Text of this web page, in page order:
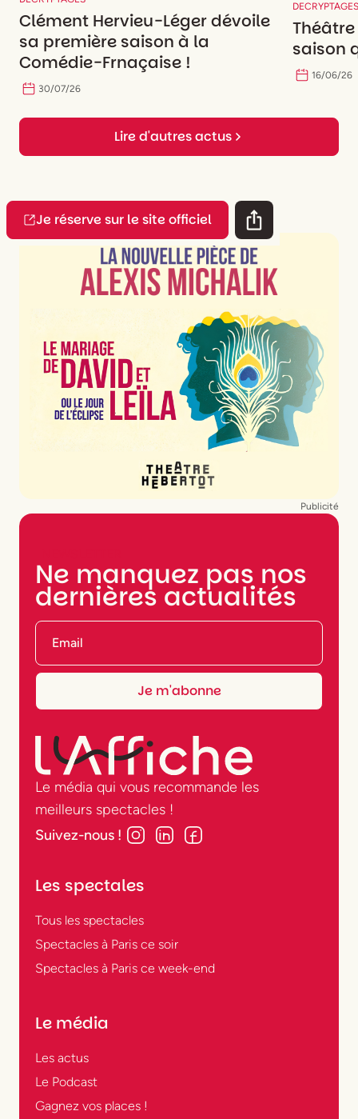
Clément Hervieu-Léger dévoile
sa première saison à la
Comédie-Frnaçaise !
30/07/26
saison
16/06/26
Lire d'autres actus
Je réserve sur le site officiel
Publicité
Ne manquez pas nos
dernières actualités
Le média qui vous recommande les
meilleurs spectacles !
Suivez-nous !
Les spectales
Tous les spectacles
Spectacles à Paris ce soir
Spectacles à Paris ce week-end
Le média
Les actus
Le Podcast
Gagnez vos places !